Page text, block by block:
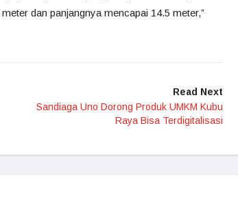
dan panjangnya mencapai 14.5 meter,”
Read Next
Sandiaga Uno Dorong Produk UMKM Kubu
Raya Bisa Terdigitalisasi